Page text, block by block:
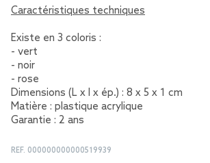
Caractéristiques techniques
Existe en 3 coloris :
- vert
- noir
- rose
Dimensions (L x l x ép.) : 8 x 5 x 1 cm
Matière : plastique acrylique
Garantie : 2 ans
REF. 000000000000519939